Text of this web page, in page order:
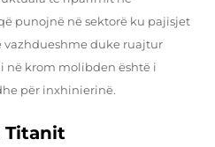
punojnë në sektorë ku pajisjet
duke ruajtur
në krom molibden është i
për inxhinierinë.
Titanit